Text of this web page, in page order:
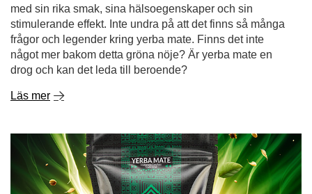
med sin rika smak, sina hälsoegenskaper och sin
stimulerande effekt. Inte undra på att det finns så många
frågor och legender kring yerba mate. Finns det inte
något mer bakom detta gröna nöje? Är yerba mate en
drog och kan det leda till beroende?
Läs mer